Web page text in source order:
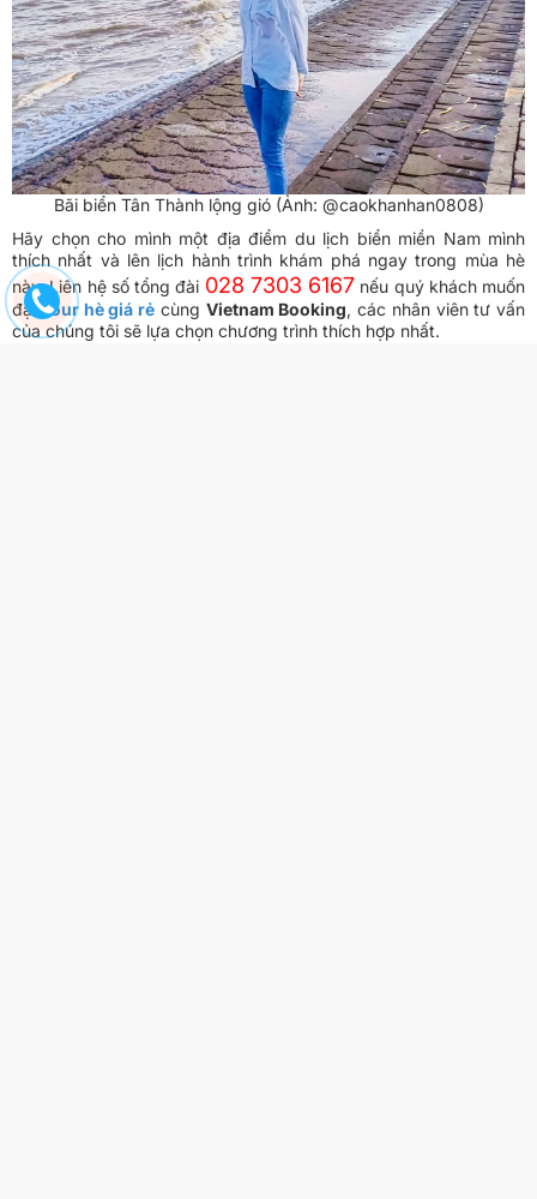
Bãi biển Tân Thành lộng gió (Ảnh: @caokhanhan0808)
Hãy chọn cho mình một địa điểm du lịch biển miền Nammình
thích nhất và lên lịch hành trình khám phá ngay trong mùa hè
này. Liên hệ số tổng đài 028 7303 6167 nếu quý khách muốn
đặttour hè giá rẻ cùng Vietnam Booking, các nhân viên tư vấn
của chúng tôi sẽ lựa chọn chương trình thích hợp nhất.